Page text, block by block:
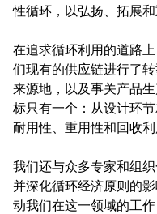
性循环，以弘扬、拓展
在追求循环利用的道路
们现有的供应链进行了
来源地，以及事关产品
标只有一个：从设计环
耐用性、重用性和回收
我们还与众多专家和组
并深化循环经济原则的
动我们在这一领域的工